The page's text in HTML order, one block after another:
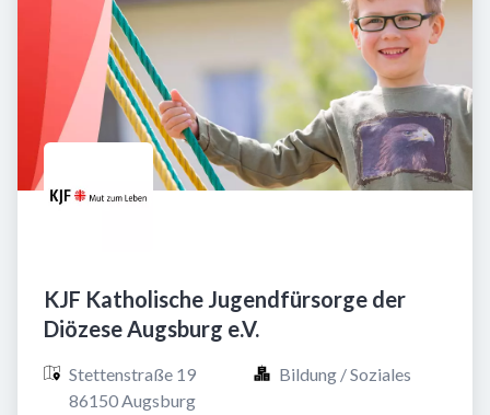
KJF Katholische Jugendfürsorge der
Diözese Augsburg e.V.
Stettenstraße 19
86150 Augsburg
Bildung / Soziales